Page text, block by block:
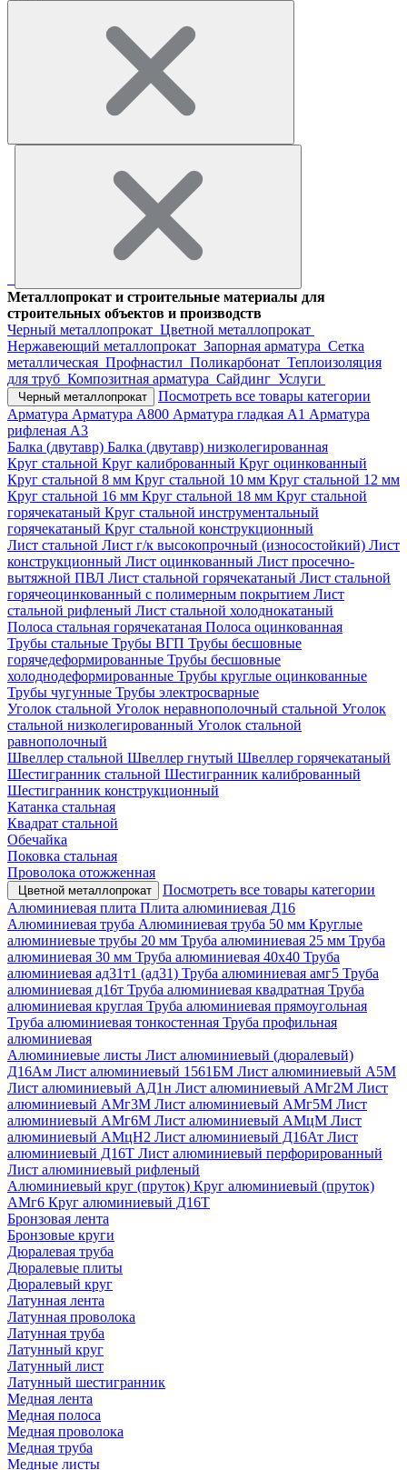
Металлопрокат и строительные материалы для
строительных объектов и производств
Черный металлопрокат Цветной металлопрокат
Нержавеющий металлопрокат Запорная арматура Сетка
металлическая Профнастил Поликарбонат Теплоизоляция
для труб Композитная арматура Сайдинг Услуги
Черный металлопрокат
Посмотреть все товары категории
Арматура Арматура А800 Арматура гладкая А1 Арматура
рифленая А3
Балка (двутавр) Балка (двутавр) низколегированная
Круг стальной Круг калиброванный Круг оцинкованный
Круг стальной 8 мм Круг стальной 10 мм Круг стальной 12 мм
Круг стальной 16 мм Круг стальной 18 мм Круг стальной
горячекатаный Круг стальной инструментальный
горячекатаный Круг стальной конструкционный
Лист стальной Лист г/к высокопрочный (износостойкий) Лист
конструкционный Лист оцинкованный Лист просечно-
вытяжной ПВЛ Лист стальной горячекатаный Лист стальной
горячеоцинкованный с полимерным покрытием Лист
стальной рифленый Лист стальной холоднокатаный
Полоса стальная горячекатаная Полоса оцинкованная
Трубы стальные Трубы ВГП Трубы бесшовные
горячедеформированные Трубы бесшовные
холоднодеформированные Трубы круглые оцинкованные
Трубы чугунные Трубы электросварные
Уголок стальной Уголок неравнополочный стальной Уголок
стальной низколегированный Уголок стальной
равнополочный
Швеллер стальной Швеллер гнутый Швеллер горячекатаный
Шестигранник стальной Шестигранник калиброванный
Шестигранник конструкционный
Катанка стальная
Квадрат стальной
Обечайка
Поковка стальная
Проволока отожженная
Цветной металлопрокат
Посмотреть все товары категории
Алюминиевая плита Плита алюминиевая Д16
Алюминиевая труба Алюминиевая труба 50 мм Круглые
алюминиевые трубы 20 мм Труба алюминиевая 25 мм Труба
алюминиевая 30 мм Труба алюминиевая 40х40 Труба
алюминиевая ад31т1 (ад31) Труба алюминиевая амг5 Труба
алюминиевая д16т Труба алюминиевая квадратная Труба
алюминиевая круглая Труба алюминиевая прямоугольная
Труба алюминиевая тонкостенная Труба профильная
алюминиевая
Алюминиевые листы Лист алюминиевый (дюралевый)
Д16Ам Лист алюминиевый 1561БМ Лист алюминиевый А5М
Лист алюминиевый АД1н Лист алюминиевый АМг2М Лист
алюминиевый АМг3М Лист алюминиевый АМг5М Лист
алюминиевый АМг6М Лист алюминиевый АМцМ Лист
алюминиевый АМцН2 Лист алюминиевый Д16Ат Лист
алюминиевый Д16Т Лист алюминиевый перфорированный
Лист алюминиевый рифленый
Алюминиевый круг (пруток) Круг алюминиевый (пруток)
АМг6 Круг алюминиевый Д16Т
Бронзовая лента
Бронзовые круги
Дюралевая труба
Дюралевые плиты
Дюралевый круг
Латунная лента
Латунная проволока
Латунная труба
Латунный круг
Латунный лист
Латунный шестигранник
Медная лента
Медная полоса
Медная проволока
Медная труба
Медные листы